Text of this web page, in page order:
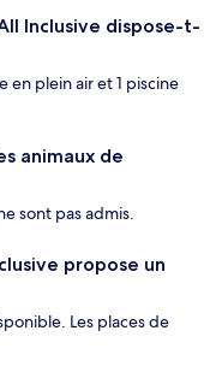
Inclusive dispose-t-
en plein air et 1 piscine
animaux de
sont pas admis.
propose un
Les places de